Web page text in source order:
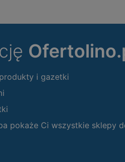
i gazetki
pokaże Ci wszystkie sklepy